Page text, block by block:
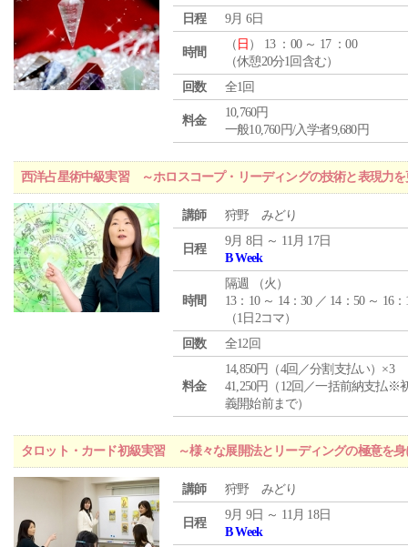
日程 9月 6日
時間
（ 日 ） 13 ：00 ～ 17 ：00
（休憩20分1回含む）
回数
全1回
料金
10,760円
一般10,760円/入学者9,680円
西洋占星術中級実習 ～ホロスコープ・リーディングの技術と表現力
講師 狩野 みどり
日程
9月 8日 ～ 11月 17日
B Week
時間
隔週 （火 ）
13：10 ～ 14：30 ／ 14：50 ～ 16：
（1日2コマ）
回数
全12回
料金
14,850円（4回／分割支払い）×3
41,250円（12回／一括前納支払※
義開始前まで）
タロット・カード初級実習 ～様々な展開法とリーディングの極意を身
講師 狩野 みどり
日程
9月 9日 ～ 11月 18日
B Week